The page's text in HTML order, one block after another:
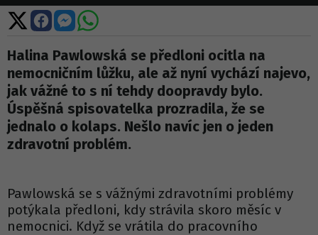
Sdílet
na
X
Sdílet
na
Facebooku
Sdílet
na
Messengeru
Sdílet
WhatsApp
Halina Pawlowská se předloni ocitla na
nemocničním lůžku, ale až nyní vychází najevo,
jak vážné to s ní tehdy doopravdy bylo.
Úspěšná spisovatelka prozradila, že se
jednalo o kolaps. Nešlo navíc jen o jeden
zdravotní problém.
Pawlowská se s vážnými zdravotními problémy
potýkala předloni, kdy strávila skoro měsíc v
nemocnici. Když se vrátila do pracovního